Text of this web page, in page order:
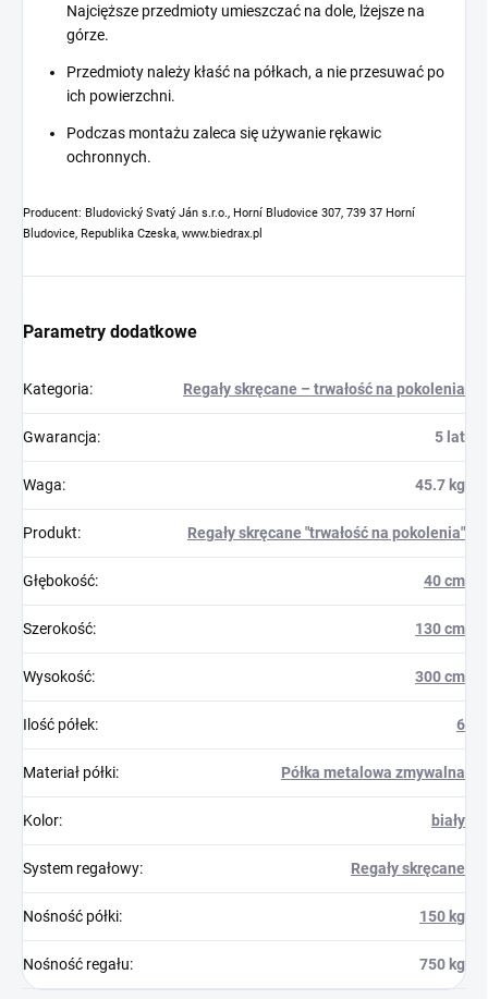
Najcięższe przedmioty umieszczać na dole, lżejsze na
górze.
Przedmioty należy kłaść na półkach, a nie przesuwać po
ich powierzchni.
Podczas montażu zaleca się używanie rękawic
ochronnych.
Producent: Bludovický Svatý Ján s.r.o., Horní Bludovice 307, 739 37 Horní
Bludovice, Republika Czeska, www.biedrax.pl
Parametry dodatkowe
Kategoria: Regały skręcane – trwałość na pokolenia
Gwarancja: 5 lat
Waga: 45.7 kg
Produkt: Regały skręcane "trwałość na pokolenia"
Głębokość: 40 cm
Szerokość: 130 cm
Wysokość: 300 cm
Ilość półek: 6
Materiał półki: Półka metalowa zmywalna
Kolor: biały
System regałowy: Regały skręcane
Nośność półki: 150 kg
Nośność regału: 750 kg